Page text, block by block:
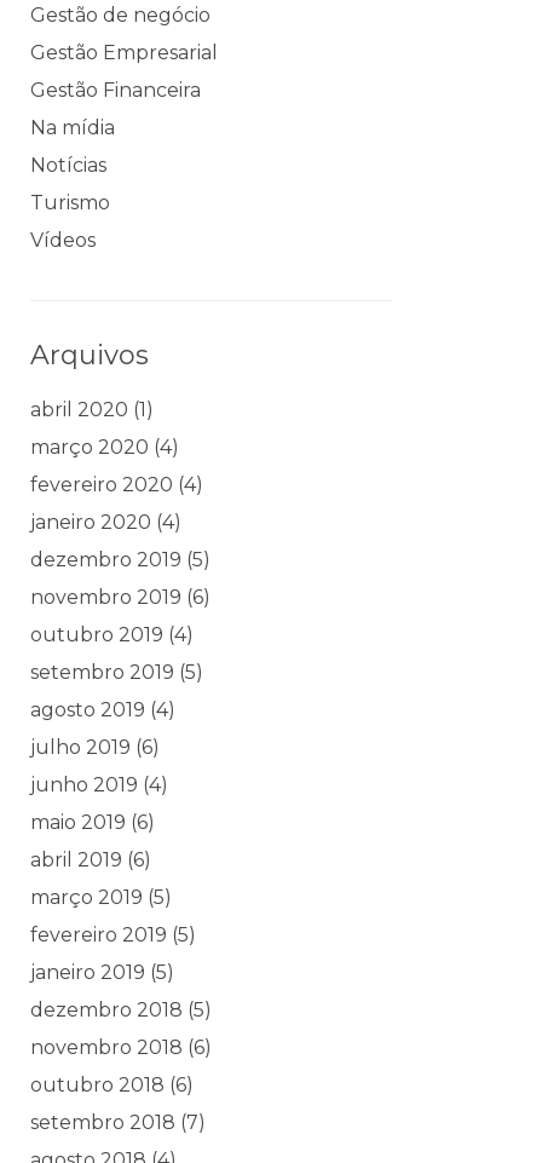
Gestão de negócio
Gestão Empresarial
Gestão Financeira
Na mídia
Notícias
Turismo
Vídeos
Arquivos
abril 2020 (1)
março 2020 (4)
fevereiro 2020 (4)
janeiro 2020 (4)
dezembro 2019 (5)
novembro 2019 (6)
outubro 2019 (4)
setembro 2019 (5)
agosto 2019 (4)
julho 2019 (6)
junho 2019 (4)
maio 2019 (6)
abril 2019 (6)
março 2019 (5)
fevereiro 2019 (5)
janeiro 2019 (5)
dezembro 2018 (5)
novembro 2018 (6)
outubro 2018 (6)
setembro 2018 (7)